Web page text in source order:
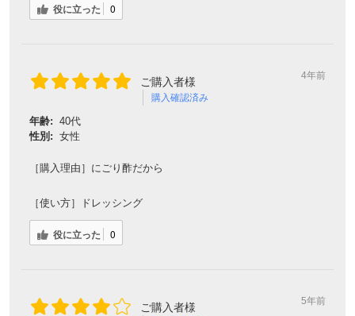
役に立った 0
ご購入者様
購入確認済み
4年前
年齢: 40代
性別: 女性
［購入理由］にごり酢だから
［使い方］ドレッシング
役に立った 0
ご購入者様 5年前